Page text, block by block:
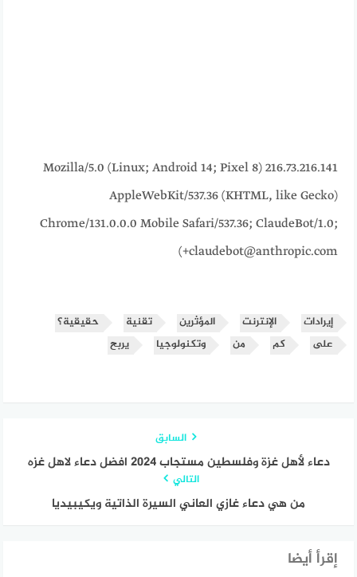
216.73.216.141 Mozilla/5.0 (Linux; Android 14; Pixel 8)
AppleWebKit/537.36 (KHTML, like Gecko)
Chrome/131.0.0.0 Mobile Safari/537.36; ClaudeBot/1.0;
+claudebot@anthropic.com)
إيرادات الإنترنت المؤثرين تقنية
حقيقية؟
على
كم من وتكنولوجيا يربح
السابق
دعاء لأهل غزة وفلسطين مستجاب 2024 افضل دعاء لاهل غزه
التالي
من هي دعاء غازي العاني السيرة الذاتية ويكيبيديا
إقرأ أيضا